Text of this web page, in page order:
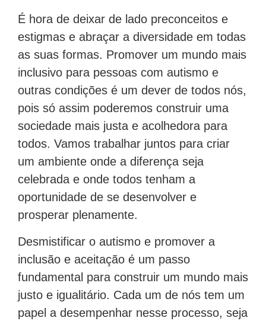
É hora de deixar de lado preconceitos e
estigmas e abraçar a diversidade em todas
as suas formas. Promover um mundo mais
inclusivo para pessoas com autismo e
outras condições é um dever de todos nós,
pois só assim poderemos construir uma
sociedade mais justa e acolhedora para
todos. Vamos trabalhar juntos para criar
um ambiente onde a diferença seja
celebrada e onde todos tenham a
oportunidade de se desenvolver e
prosperar plenamente.
Desmistificar o autismo e promover a
inclusão e aceitação é um passo
fundamental para construir um mundo mais
justo e igualitário. Cada um de nós tem um
papel a desempenhar nesse processo, seja